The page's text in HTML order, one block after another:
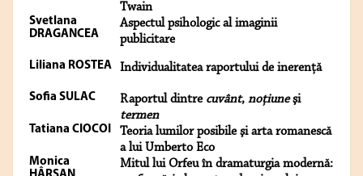
Twain
Svetlana
DRAGANCEA
Aspectul psihologic al imaginii
publicitare
Liliana ROSTEA Individualitatea raportului de inerenţă
Sofia SULAC Raportul dintre cuvânt, noţiuneşi
termen
Tatiana CIOCOI
Teoria lumilor posibile şi arta romanescă
a lui Umberto Eco
Monica
Mitul lui Orfeu în dramaturgia modernă: